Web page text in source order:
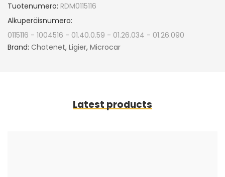
Tuotenumero: RDM0115116
Alkuperäisnumero:
0115116 - 1004516 - 01.40.0.59 - 01.26.034 - 01.26.090
Brand: Chatenet, Ligier, Microcar
Latest products